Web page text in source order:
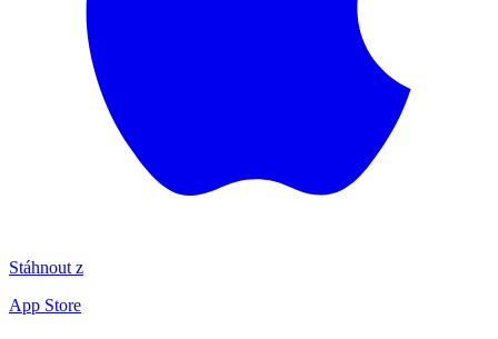
Stáhnout z
App Store